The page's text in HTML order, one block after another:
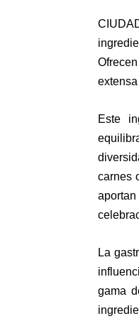
Este
carnes
La
gama